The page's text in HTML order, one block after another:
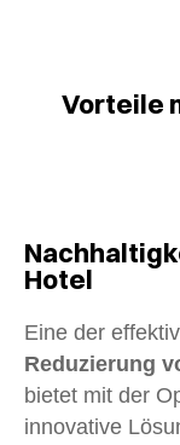
Vorteile
Hotel
Eine der
Reduzierung
bietet mit der
innovative